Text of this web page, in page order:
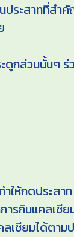
ระสาทที่สำ
ส่วนนั้นๆ
กดประสา
รกินแคลเซี
ลเซียมได้ตาม